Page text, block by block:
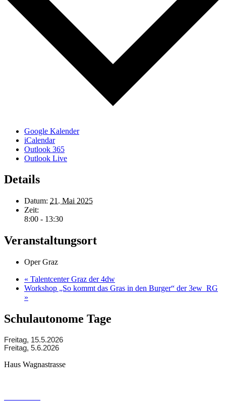
Google Kalender
iCalendar
Outlook 365
Outlook Live
Details
Datum: 21. Mai 2025
Zeit:
8:00 - 13:30
Veranstaltungsort
Oper Graz
« Talentcenter Graz der 4dw
Workshop „So kommt das Gras in den Burger“ der 3ew_RG
»
Schulautonome Tage
Freitag, 15.5.2026
Freitag, 5.6.2026
Haus Wagnastrasse